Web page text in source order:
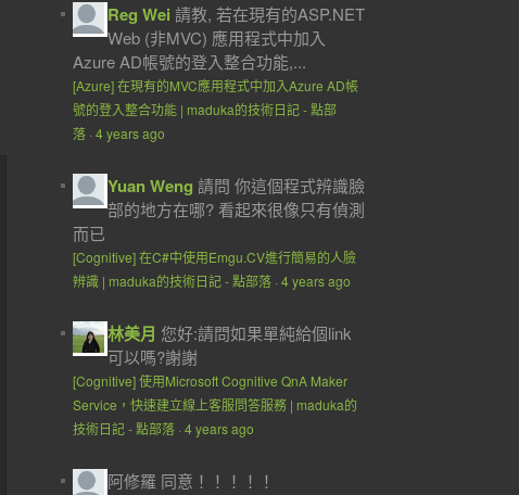
Reg Wei 請教, 若在現有的ASP.NET
Web (非MVC) 應用程式中加入
Azure AD帳號的登入整合功能,...
[Azure] 在現有的MVC應用程式中加入Azure AD帳
號的登入整合功能 | maduka的技術日記 - 點部
落 · 4 years ago
Yuan Weng 請問 你這個程式辨識臉
部的地方在哪? 看起來很像只有偵測
而已
[Cognitive] 在C#中使用Emgu.CV進行簡易的人臉
辨識 | maduka的技術日記 - 點部落 · 4 years ago
林美月 您好:請問如果單純給個link
可以嗎?謝謝
[Cognitive] 使用Microsoft Cognitive QnA Maker
Service，快速建立線上客服問答服務 | maduka的
技術日記 - 點部落 · 4 years ago
阿修羅 同意！！！！！